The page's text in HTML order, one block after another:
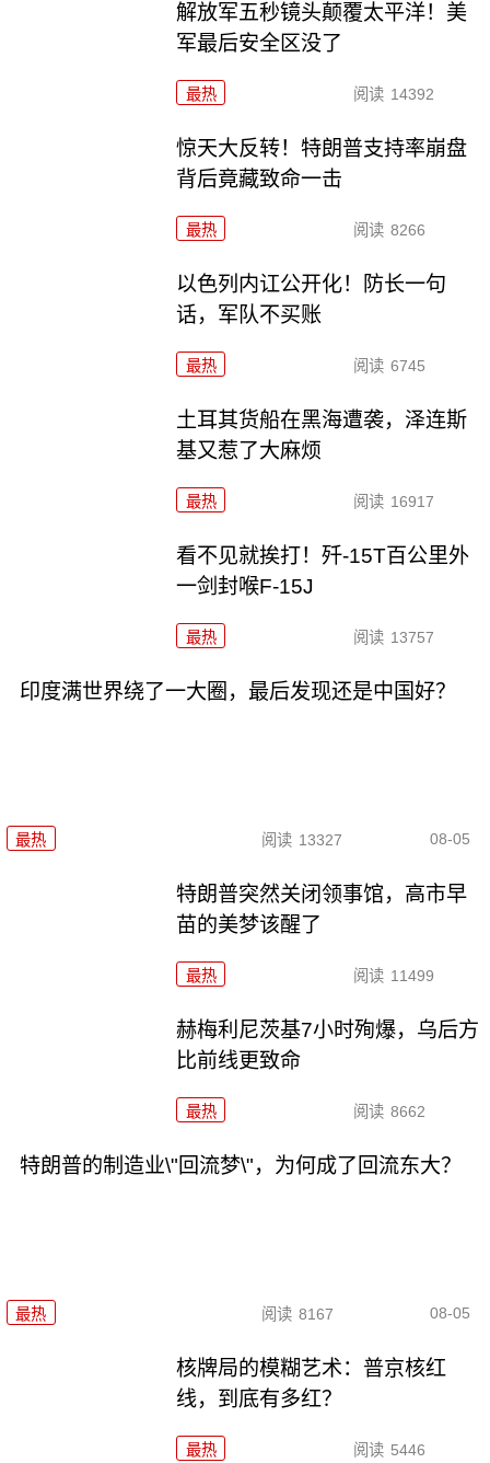
解放军五秒镜头颠覆太平洋！美
军最后安全区没了
最热 阅读 14392
惊天大反转！特朗普支持率崩盘
背后竟藏致命一击
最热 阅读 8266
以色列内讧公开化！防长一句
话，军队不买账
最热 阅读 6745
土耳其货船在黑海遭袭，泽连斯
基又惹了大麻烦
最热 阅读 16917
看不见就挨打！歼-15T百公里外
一剑封喉F-15J
最热 阅读 13757
印度满世界绕了一大圈，最后发现还是中国好？
最热 阅读 13327 08-05
特朗普突然关闭领事馆，高市早
苗的美梦该醒了
最热 阅读 11499
赫梅利尼茨基7小时殉爆，乌后方
比前线更致命
最热 阅读 8662
特朗普的制造业\"回流梦\"，为何成了回流东大？
最热 阅读 8167 08-05
核牌局的模糊艺术：普京核红
线，到底有多红？
最热 阅读 5446